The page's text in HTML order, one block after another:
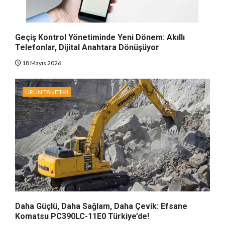
Geçiş Kontrol Yönetiminde Yeni Dönem: Akıllı
Telefonlar, Dijital Anahtara Dönüşüyor
18 Mayıs 2026
ÜRÜN TANITIMI
Daha Güçlü, Daha Sağlam, Daha Çevik: Efsane
Komatsu PC390LC-11E0 Türkiye’de!